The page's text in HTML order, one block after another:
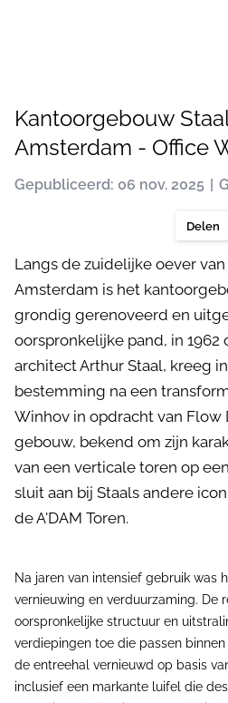
Kantoorgebouw
Amsterdam - Office
Gepubliceerd: 06 nov. 2025
Delen
Langs de zuidelijke oever
Amsterdam is het
grondig gerenoveerd en
oorspronkelijke pand, in
architect Arthur Staal, kreeg
bestemming na een
Winhov in opdracht van Flow
gebouw, bekend om zijn
van een verticale toren op
sluit aan bij Staals andere
de A'DAM Toren.
Na jaren van intensief gebruik was
vernieuwing en verduurzaming. De
oorspronkelijke structuur en
verdiepingen toe die passen
de entreehal vernieuwd op basis
inclusief een markante luifel die